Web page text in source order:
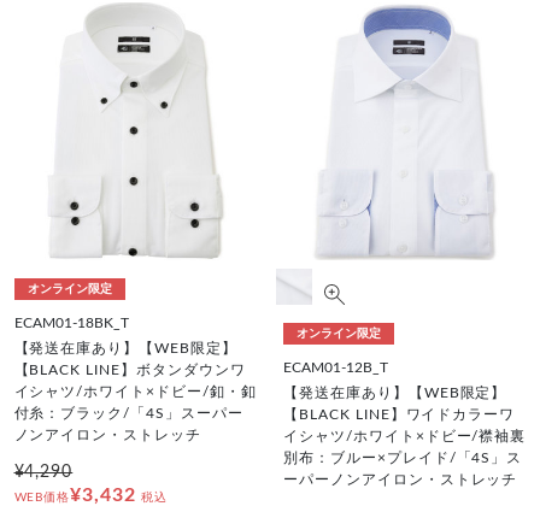
オンライン限定
ECAM01-18BK_T
【発送在庫あり】【WEB限定】
【BLACK LINE】ボタンダウンワ
イシャツ/ホワイト×ドビー/釦・釦
付糸：ブラック/「4S」スーパー
ノンアイロン・ストレッチ
¥4,290
WEB価格¥3,432 税込
オンライン限定
ECAM01-12B_T
【発送在庫あり】【WEB限定】
【BLACK LINE】ワイドカラーワ
イシャツ/ホワイト×ドビー/襟袖裏
別布：ブルー×プレイド/「4S」ス
ーパーノンアイロン・ストレッチ